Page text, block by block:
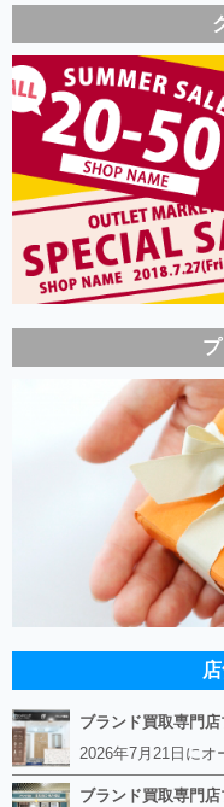
ブランド買取専門
ブランド買取専門